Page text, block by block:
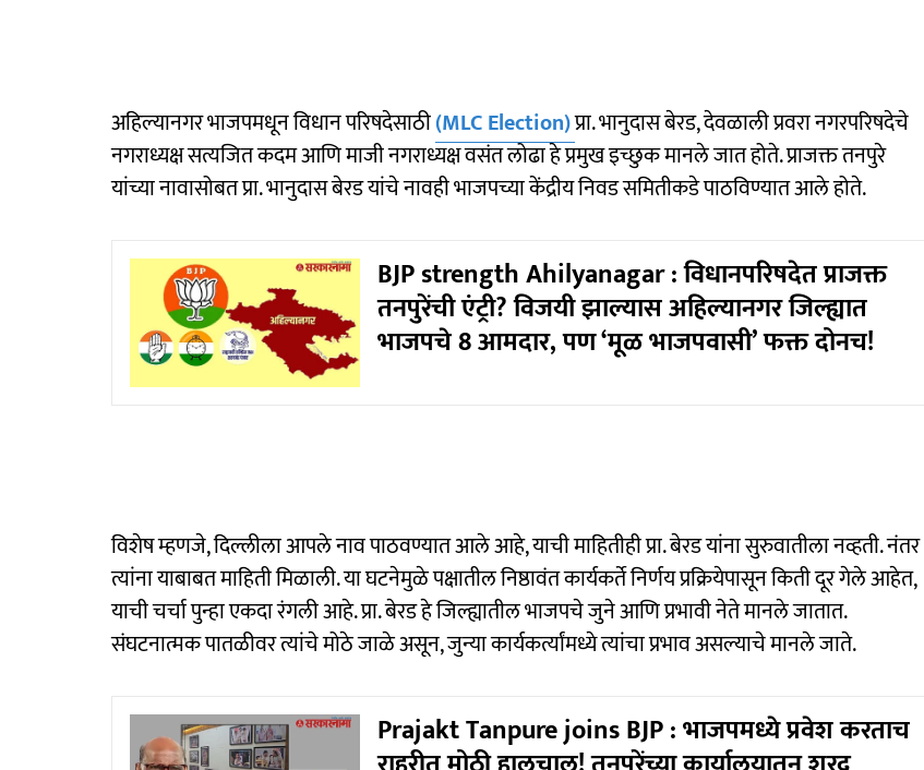
अहिल्यानगर भाजपमधून विधान परिषदेसाठी(MLC Election)प्रा. भानुदास बेरड, देवळाली प्रवरा नगरपरिषदेचे
नगराध्यक्ष सत्यजित कदम आणि माजी नगराध्यक्ष वसंत लोढा हे प्रमुख इच्छुक मानले जात होते. प्राजक्त तनपुरे
यांच्या नावासोबत प्रा. भानुदास बेरड यांचे नावही भाजपच्या केंद्रीय निवड समितीकडे पाठविण्यात आले होते.
BJP strength Ahilyanagar : विधानपरिषदेत प्राजक्त
तनपुरेंची एंट्री? विजयी झाल्यास अहिल्यानगर जिल्ह्यात
भाजपचे 8 आमदार, पण ‘मूळ भाजपवासी’ फक्त दोनच!
विशेष म्हणजे, दिल्लीला आपले नाव पाठवण्यात आले आहे, याची माहितीही प्रा. बेरड यांना सुरुवातीला नव्हती. नंतर
त्यांना याबाबत माहिती मिळाली. या घटनेमुळे पक्षातील निष्ठावंत कार्यकर्ते निर्णय प्रक्रियेपासून किती दूर गेले आहेत,
याची चर्चा पुन्हा एकदा रंगली आहे. प्रा. बेरड हे जिल्ह्यातील भाजपचे जुने आणि प्रभावी नेते मानले जातात.
संघटनात्मक पातळीवर त्यांचे मोठे जाळे असून, जुन्या कार्यकर्त्यांमध्ये त्यांचा प्रभाव असल्याचे मानले जाते.
Prajakt Tanpure joins BJP : भाजपमध्ये प्रवेश करताच